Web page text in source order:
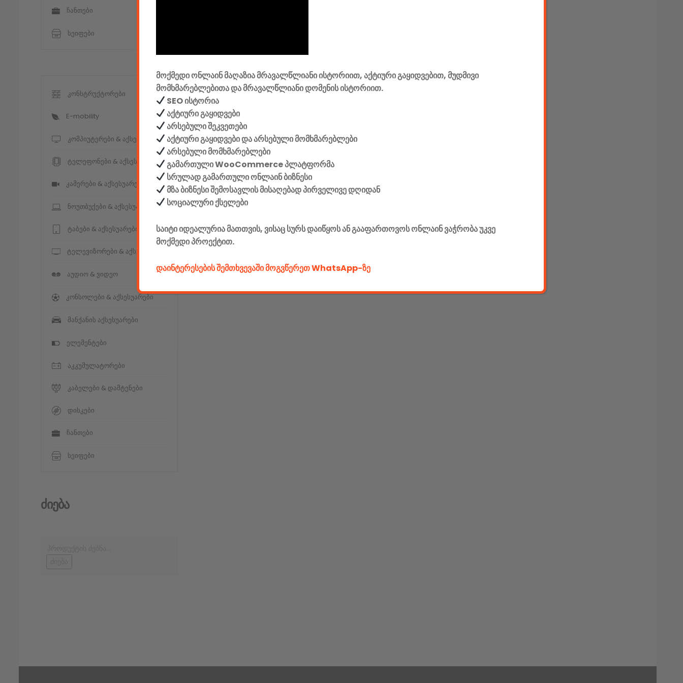
ჩანთები
სეიფები
კონსტრუქტორები
E-mobility
კომპიუტერები & აქსესუარები
ტელეფონები & აქსესუარები
კამერები & აქსესუარები
ნოუთბუქები & აქსესუარები
ტაბები & აქსესუარები
ტელევიზორები & აქსესუარები
აუდიო & ვიდეო
კონსოლები & აქსესუარები
მანქანის აქსესუარები
ელემენტები
აკკუმულატორები
კაბელები & დამტენები
დისკები
ჩანთები
სეიფები
Ძიება
მოქმედი ონლაინ მაღაზია მრავალწლიანი ისტორიით, აქტიური გაყიდვებით, მუდმივი
მომხმარებლებითა და მრავალწლიანი დომენის ისტორიით.
SEO ისტორია
აქტიური გაყიდვები
არსებული შეკვეთები
აქტიური გაყიდვები და არსებული მომხმარებლები
არსებული მომხმარებლები
გამართული WooCommerce პლატფორმა
სრულად გამართული ონლაინ ბიზნესი
მზა ბიზნესი შემოსავლის მისაღებად პირველივე დღიდან
სოციალური ქსელები
საიტი იდეალურია მათთვის, ვისაც სურს დაიწყოს ან გააფართოვოს ონლაინ ვაჭრობა უკვე
მოქმედი პროექტით.
დაინტერესების შემთხვევაში მოგვწერეთ WhatsApp-ზე